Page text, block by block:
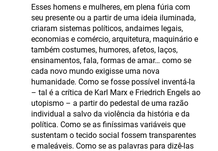
Esses homens e mulheres, em plena fúria com
seu presente ou a partir de uma ideia iluminada,
criaram sistemas políticos, andaimes legais,
economias e comércio, arquitetura, maquinário e
também costumes, humores, afetos, laços,
ensinamentos, fala, formas de amar… como se
cada novo mundo exigisse uma nova
humanidade. Como se fosse possível inventá-la
– tal é a crítica de Karl Marx e Friedrich Engels ao
utopismo – a partir do pedestal de uma razão
individual a salvo da violência da história e da
política. Como se as finíssimas variáveis que
sustentam o tecido social fossem transparentes
e maleáveis. Como se as palavras para dizê-las